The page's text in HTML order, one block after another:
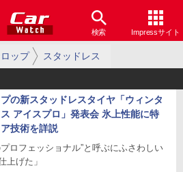
検索 Impressサイト
ップ スタッドレス
の新スタッドレスタイヤ「ウィンタ
アイスプロ」発表会 氷上性能に特
技術を詳説
プロフェッショナル”と呼ぶにふさわしい
上げた」